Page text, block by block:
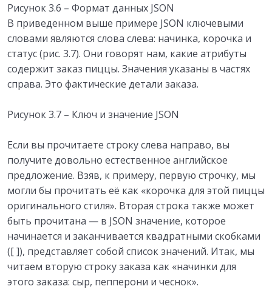
Рисунок 3.6 – Формат данных JSON
В приведенном выше примере JSON ключевыми
словами являются слова слева: начинка, корочка и
статус (рис. 3.7). Они говорят нам, какие атрибуты
содержит заказ пиццы. Значения указаны в частях
справа. Это фактические детали заказа.
Рисунок 3.7 – Ключ и значение JSON
Если вы прочитаете строку слева направо, вы
получите довольно естественное английское
предложение. Взяв, к примеру, первую строчку, мы
могли бы прочитать её как «корочка для этой пиццы
оригинального стиля». Вторая строка также может
быть прочитана — в JSON значение, которое
начинается и заканчивается квадратными скобками
([ ]), представляет собой список значений. Итак, мы
читаем вторую строку заказа как «начинки для
этого заказа: сыр, пепперони и чеснок».